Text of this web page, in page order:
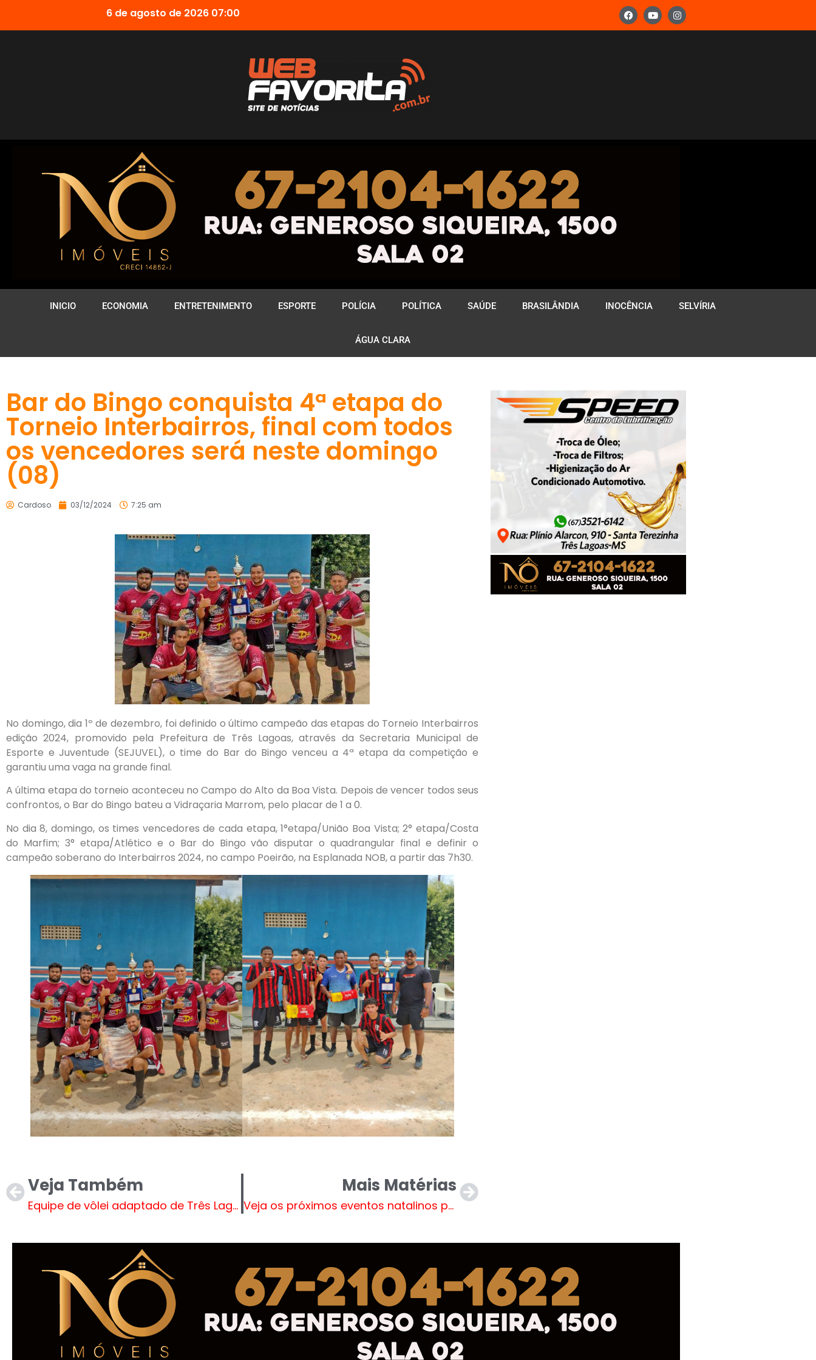
6 de agosto de 2026 07:00
INICIO ECONOMIA ENTRETENIMENTO ESPORTE POLÍCIA POLÍTICA SAÚDE BRASILÂNDIA INOCÊNCIA SELVÍRIA
ÁGUA CLARA
Bar do Bingo conquista 4ª etapa do
Torneio Interbairros, final com todos
os vencedores será neste domingo
(08)
Cardoso 03/12/2024 7:25 am
No domingo, dia 1º de dezembro, foi definido o último campeão das etapas do Torneio Interbairros
edição 2024, promovido pela Prefeitura de Três Lagoas, através da Secretaria Municipal de
Esporte e Juventude (SEJUVEL), o time do Bar do Bingo venceu a 4ª etapa da competição e
garantiu uma vaga na grande final.
A última etapa do torneio aconteceu no Campo do Alto da Boa Vista. Depois de vencer todos seus
confrontos, o Bar do Bingo bateu a Vidraçaria Marrom, pelo placar de 1 a 0.
No dia 8, domingo, os times vencedores de cada etapa, 1°etapa/União Boa Vista; 2° etapa/Costa
do Marfim; 3° etapa/Atlético e o Bar do Bingo vão disputar o quadrangular final e definir o
campeão soberano do Interbairros 2024, no campo Poeirão, na Esplanada NOB, a partir das 7h30.
Veja Também
Equipe de vôlei adaptado de Três Lagoas é vice-campeã geral em Torneio Regional
Mais Matérias
Veja os próximos eventos natalinos promovidos pela Diretoria de Cultura de Três Lagoas